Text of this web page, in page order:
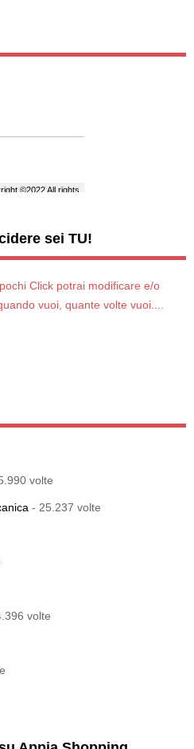
sei TU!
Click potrai modificare e/o
vuoi, quante volte vuoi....
volte
- 25.237 volte
volte